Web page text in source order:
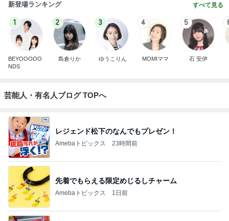
新登場ランキング すべて見る
1
BEYOOOOO
NDS
2
島倉りか
3
ゆうこりん
4
MOMIママ
5
石 安伊
芸能人・有名人ブログ TOPへ
レジェンド松下のなんでもプレゼン！
Amebaトピックス 23時間前
先着でもらえる限定めじるしチャーム
Amebaトピックス 1日前